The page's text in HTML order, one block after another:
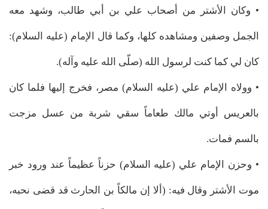
• وكان الأشتر من أصحاب علي بن أبي طالب، وشهد معه
الجمل وصفين ومشاهده كلها، وكما قال الإمام (عليه السلام):
كان لي كما كنت لرسول الله (صلّى الله عليه وآله).
• وولاه الإمام علي (عليه السلام) مصر، فخرج إليها فلما كان
بالعريس أوتي مالك طعاماً سقي شربة من عسل مزجت
بالسم فمات.
• وحزن الإمام علي (عليه السلام) حزناً عظيماً عند ورود خبر
موت الأشتر وقال فيه: (ألا إن مالكاً بن الحارث قد قضى نحبه،